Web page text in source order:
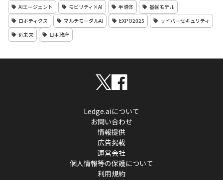
AIエージェント モビリティ×AI 半導体
基盤モデル
ロボティクス
マルチモーダルAI EXPO2025
サイバーセキュリティ
近未来
日本政府
Ledge.aiについて
お問い合わせ
情報提供
広告掲載
運営会社
個人情報等の保護について
利用規約